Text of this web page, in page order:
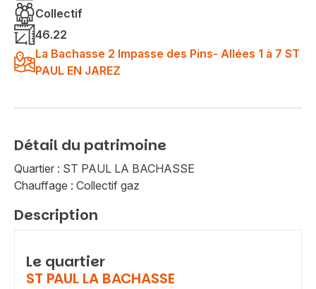
Collectif
46.22
La Bachasse 2 Impasse des Pins- Allées 1 à 7 ST
PAUL EN JAREZ
Détail du patrimoine
Quartier : ST PAUL LA BACHASSE
Chauffage : Collectif gaz
Description
Le quartier
ST PAUL LA BACHASSE